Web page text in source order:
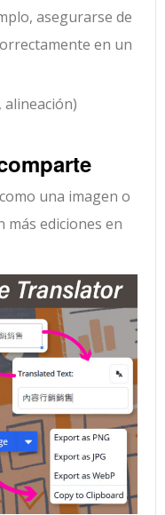
asegurarse de
en un
una imagen o
más ediciones en